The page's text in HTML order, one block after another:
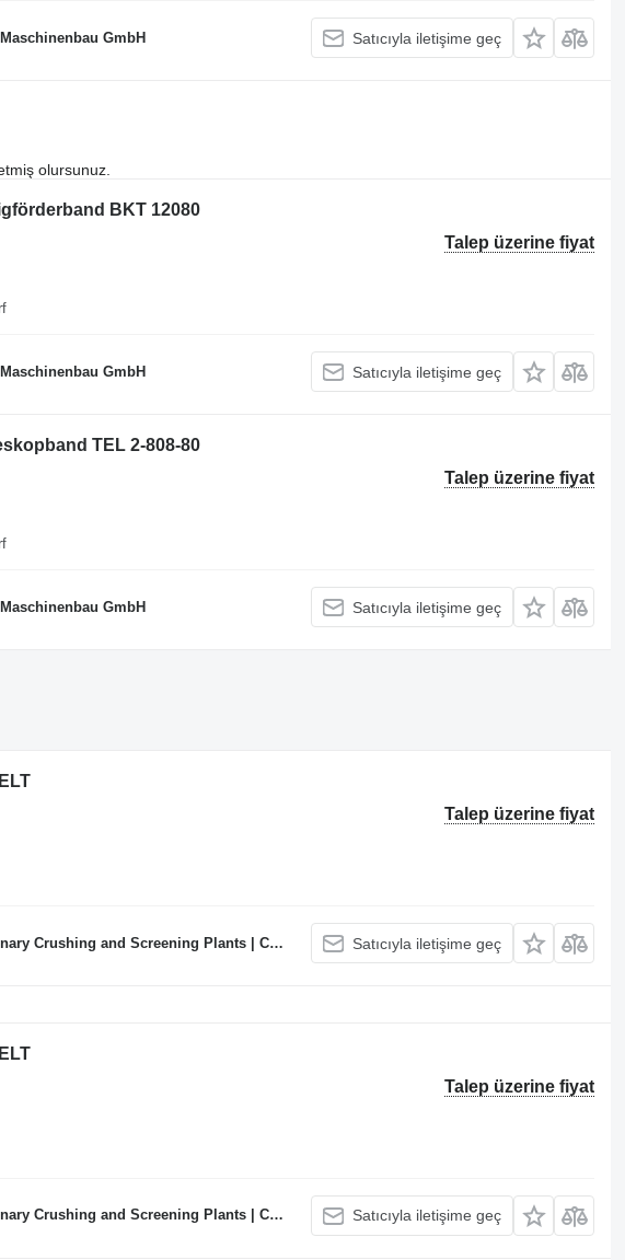
GmbH Satıcıyla iletişime geç
olursunuz.
BKT 12080
Talep üzerine fiyat
GmbH Satıcıyla iletişime geç
TEL 2-808-80
Talep üzerine fiyat
GmbH Satıcıyla iletişime geç
Talep üzerine fiyat
and Screening Plants | Concrete Batching Plants Manufacturer Satıcıyla iletişime geç
Talep üzerine fiyat
and Screening Plants | Concrete Batching Plants Manufacturer Satıcıyla iletişime geç